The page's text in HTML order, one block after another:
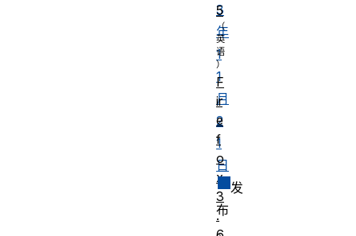
3
年
1
1
月
2
1
日
发
布
。
5
F
ir
e
f
o
x
3
.